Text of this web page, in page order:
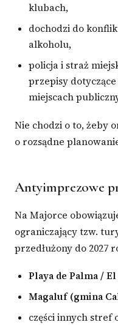
klubach,
dochodzi do
alkoholu,
policja i straż
przepisy
miejscach
Nie chodzi o to, żeby
o rozsądne
Antyimprezowe
Na Majorce
ograniczający tzw.
przedłużony do 2027
Playa de Palma /
Magaluf (gmina
części innych stref